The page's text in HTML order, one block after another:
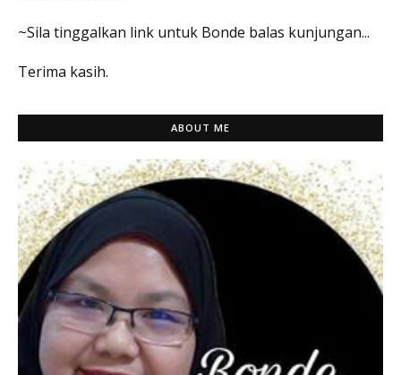
~Sila tinggalkan link untuk Bonde balas kunjungan...
Terima kasih.
ABOUT ME